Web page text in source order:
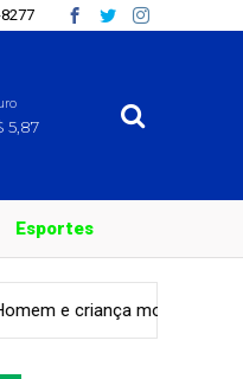
5,87
Esportes
após canoa virar em